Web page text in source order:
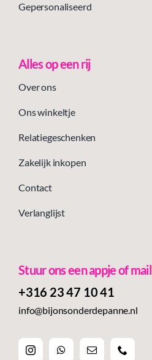
Gepersonaliseerd
Alles op een rij
Over ons
Ons winkeltje
Relatiegeschenken
Zakelijk inkopen
Contact
Verlanglijst
Stuur ons een appje of mail
+316 23 47 10 41‬
info@bijonsonderdepanne.nl